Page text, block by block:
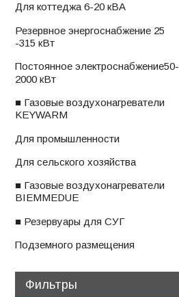
ㅤДля коттеджа 6-20 кВА
ㅤРезервное энергоснабжение 25
-315 кВт
ㅤПостоянное электроснабжениеㅤ50-
2000 кВт
■ Газовые воздухонагреватели
KEYWARM
ㅤДля промышленности
ㅤДля сельского хозяйства
■ Газовые воздухонагреватели
BIEMMEDUE
■ Резервуары для СУГ
ㅤПодземного размещения
Фильтры